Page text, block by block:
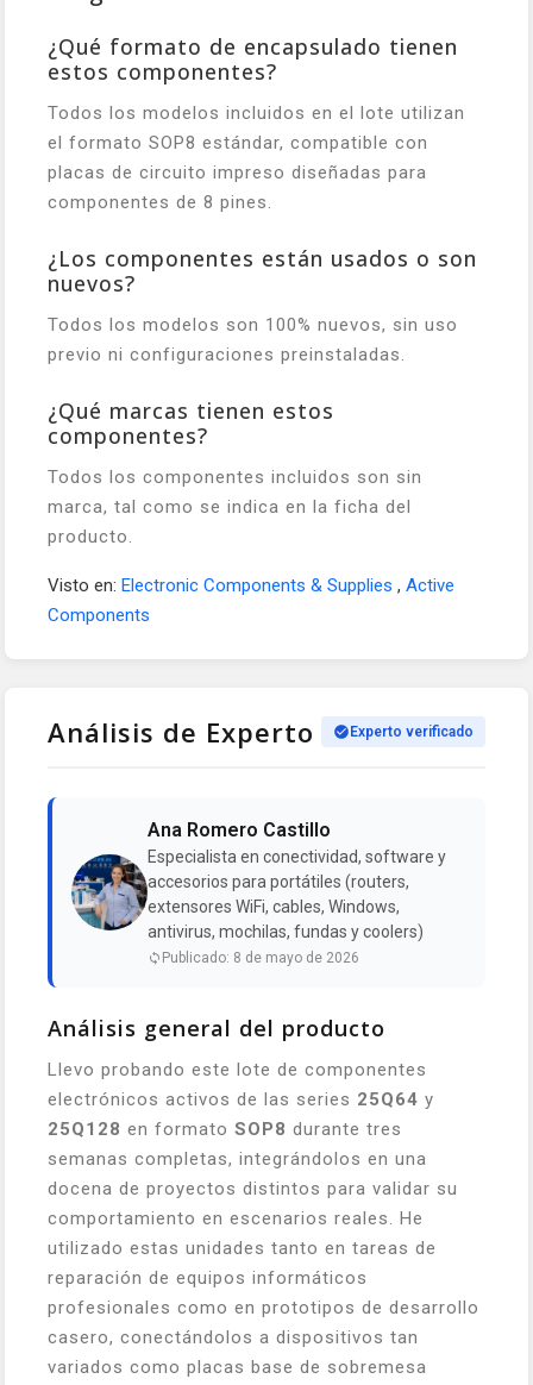
¿Qué formato de encapsulado tienen
estos componentes?
Todos los modelos incluidos en el lote utilizan
el formato SOP8 estándar, compatible con
placas de circuito impreso diseñadas para
componentes de 8 pines.
¿Los componentes están usados o son
nuevos?
Todos los modelos son 100% nuevos, sin uso
previo ni configuraciones preinstaladas.
¿Qué marcas tienen estos
componentes?
Todos los componentes incluidos son sin
marca, tal como se indica en la ficha del
producto.
Visto en: Electronic Components & Supplies , Active
Components
Análisis de Experto Experto verificado
Ana Romero Castillo
Especialista en conectividad, software y
accesorios para portátiles (routers,
extensores WiFi, cables, Windows,
antivirus, mochilas, fundas y coolers)
Publicado: 8 de mayo de 2026
Análisis general del producto
Llevo probando este lote de componentes
electrónicos activos de las series 25Q64 y
25Q128 en formato SOP8 durante tres
semanas completas, integrándolos en una
docena de proyectos distintos para validar su
comportamiento en escenarios reales. He
utilizado estas unidades tanto en tareas de
reparación de equipos informáticos
profesionales como en prototipos de desarrollo
casero, conectándolos a dispositivos tan
variados como placas base de sobremesa